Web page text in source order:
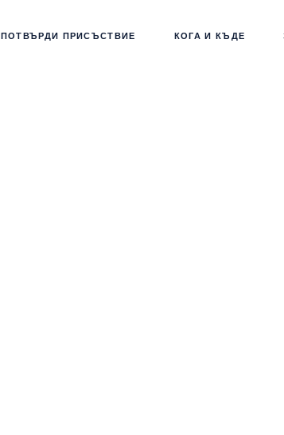
ПОТВЪРДИ ПРИСЪСТВИЕ КОГА И КЪДЕ